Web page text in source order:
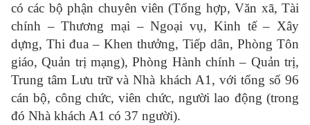
có các bộ phận chuyên viên (Tổng hợp, Văn xã, Tài
chính – Thương mại – Ngoại vụ, Kinh tế – Xây
dựng, Thi đua – Khen thưởng, Tiếp dân, Phòng Tôn
giáo, Quản trị mạng), Phòng Hành chính – Quản trị,
Trung tâm Lưu trữ và Nhà khách A1, với tổng số 96
cán bộ, công chức, viên chức, người lao động (trong
đó Nhà khách A1 có 37 người).